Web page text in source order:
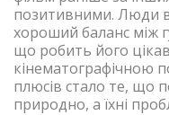
позитивними. Люди
хороший баланс між
що робить його
кінематографічною
плюсів стало те, що
природно, а їхні